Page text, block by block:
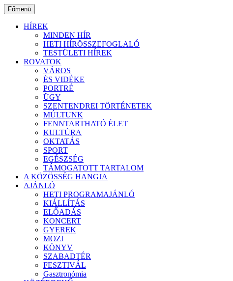
Ugrás
a
tartalomhoz
Főmenü
HÍREK
MINDEN HÍR
HETI HÍRÖSSZEFOGLALÓ
TESTÜLETI HÍREK
ROVATOK
VÁROS
ÉS VIDÉKE
PORTRÉ
ÜGY
SZENTENDREI TÖRTÉNETEK
MÚLTUNK
FENNTARTHATÓ ÉLET
KULTÚRA
OKTATÁS
SPORT
EGÉSZSÉG
TÁMOGATOTT TARTALOM
A KÖZÖSSÉG HANGJA
AJÁNLÓ
HETI PROGRAMAJÁNLÓ
KIÁLLÍTÁS
ELŐADÁS
KONCERT
GYEREK
MOZI
KÖNYV
SZABADTÉR
FESZTIVÁL
Gasztronómia